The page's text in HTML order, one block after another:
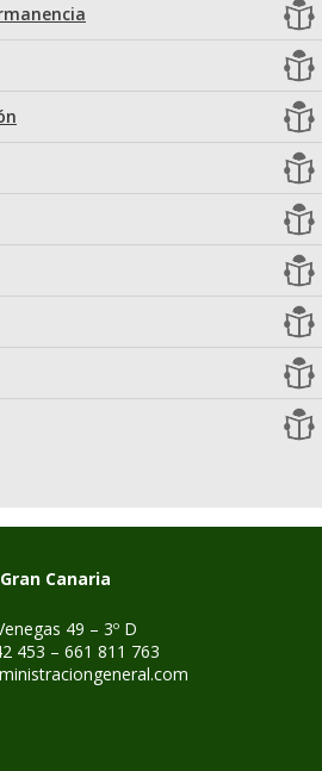
Gran Canaria
49 – 3º D
453 – 661 811 763